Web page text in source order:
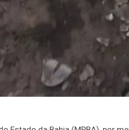
63 70
Ver detalhes